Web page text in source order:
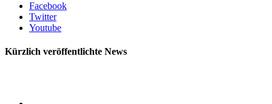
Facebook
Twitter
Youtube
Kürzlich veröffentlichte News